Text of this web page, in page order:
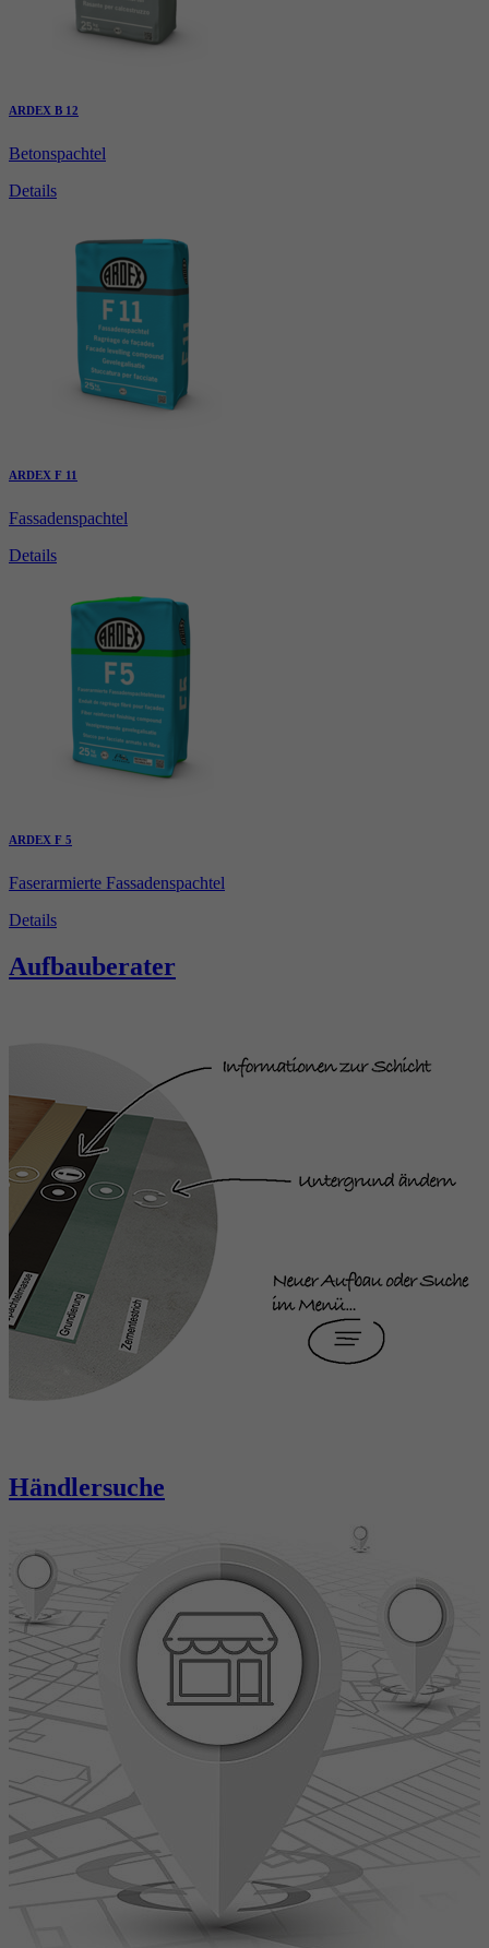
ARDEX B 12
Betonspachtel
Details
ARDEX F 11
Fassadenspachtel
Details
ARDEX F 5
Faserarmierte Fassadenspachtel
Details
Aufbauberater
Händlersuche